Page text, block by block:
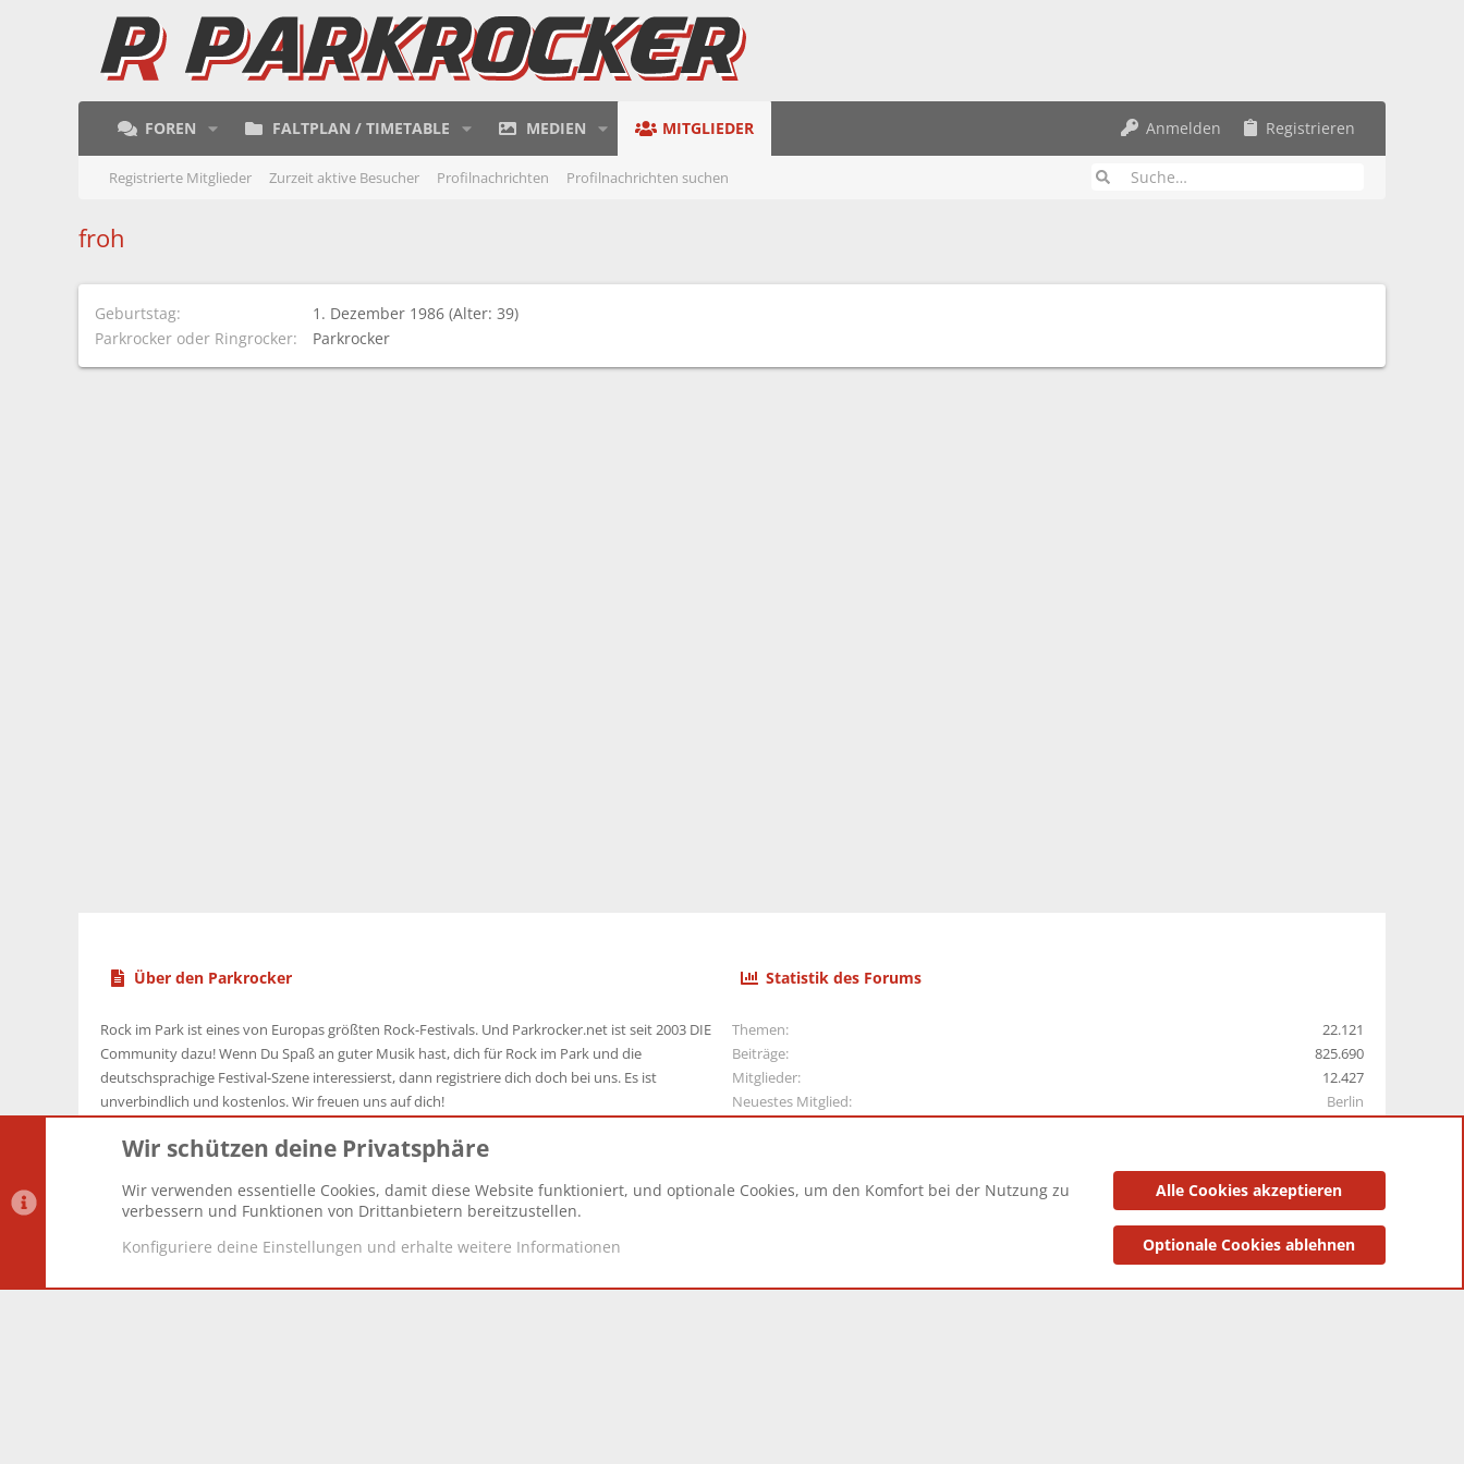
FOREN FALTPLAN / TIMETABLE MEDIEN MITGLIEDER Anmelden Registrieren
Registrierte Mitglieder Zurzeit aktive Besucher Profilnachrichten Profilnachrichten suchen
froh
Geburtstag
1. Dezember 1986 (Alter: 39)
Parkrocker oder Ringrocker
Parkrocker
Über den Parkrocker
Rock im Park ist eines von Europas größten Rock-Festivals. Und Parkrocker.net ist seit 2003 DIE
Community dazu! Wenn Du Spaß an guter Musik hast, dich für Rock im Park und die
deutschsprachige Festival-Szene interessierst, dann registriere dich doch bei uns. Es ist
unverbindlich und kostenlos. Wir freuen uns auf dich!
Statistik des Forums
Themen
22.121
Beiträge
825.690
Mitglieder
12.427
Neuestes Mitglied
Berlin
Datenschutz-Einstellungen PR Light Deutsch [Du] Datenschutzerklärung Impressum
Wir schützen deine Privatsphäre
Wir verwenden essentielle Cookies, damit diese Website funktioniert, und optionale Cookies, um den Komfort bei der Nutzung zu
verbessern und Funktionen von Drittanbietern bereitzustellen.
Konfiguriere deine Einstellungen und erhalte weitere Informationen
Alle Cookies akzeptieren
Optionale Cookies ablehnen